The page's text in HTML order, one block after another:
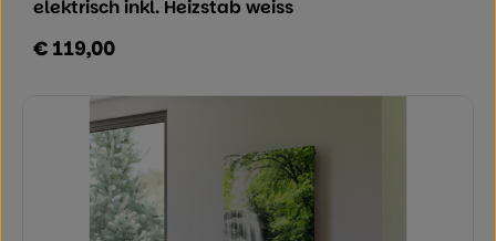
elektrisch inkl. Heizstab weiss
Regulärer Preis:
€ 119,00